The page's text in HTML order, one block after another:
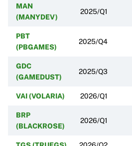
MAN
(MANYDEV)
2025/Q1
PBT
(PBGAMES)
2025/Q4
GDC
(GAMEDUST)
2025/Q3
VAI (VOLARIA) 2026/Q1
BRP
(BLACKROSE)
2026/Q1